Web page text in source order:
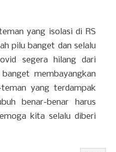
yang isolasi di RS
pilu banget dan selalu
segera hilang dari
membayangkan
yang terdampak
benar-benar harus
kita selalu diberi